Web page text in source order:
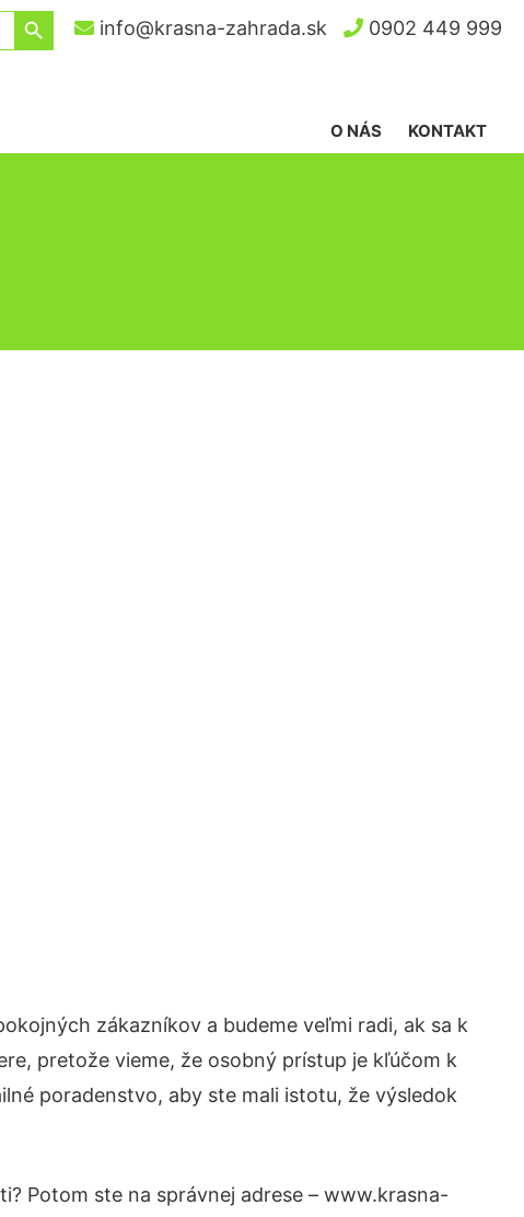
Search Button
info@krasna-zahrada.sk 0902 449 999
KONTAKT
O NÁS
zákazníkov a budeme veľmi radi, ak sa k
pretože vieme, že osobný prístup je kľúčom k
poradenstvo, aby ste mali istotu, že výsledok
Potom ste na správnej adrese – www.krasna-